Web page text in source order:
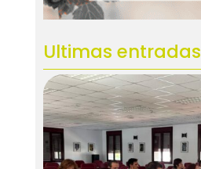
Ultimas entradas